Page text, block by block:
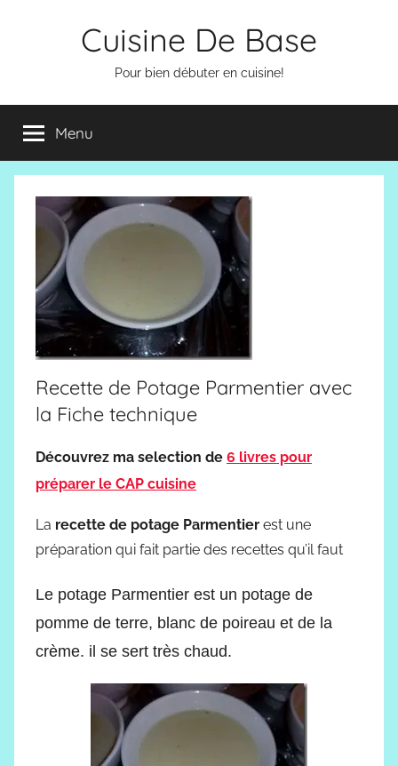
Cuisine De Base
Pour bien débuter en cuisine!
Menu
Recette de Potage Parmentier avec
la Fiche technique
Découvrez ma selection de 6 livres pour
préparer le CAP cuisine
La recette de potage Parmentier est une
préparation qui fait partie des recettes qu’il faut
Le potage Parmentier est un potage de
pomme de terre, blanc de poireau et de la
crème. il se sert très chaud.